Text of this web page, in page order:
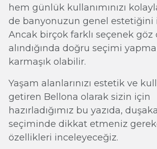
hem günlük kullanımınızı
de banyonuzun genel estetiğini
Ancak birçok farklı seçenek göz
alındığında doğru seçimi
karmaşık olabilir.
Yaşam alanlarınızı estetik ve
getiren Bellona olarak sizin için
hazırladığımız bu yazıda,
seçiminde dikkat etmeniz
özellikleri inceleyeceğiz.